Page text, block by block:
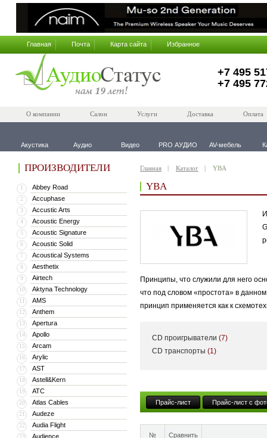
Главная Почта Карта сайта Избранное
+7 495
+7 495
О компании Салон Услуги Доставка Оплата
Акустика Аудио Видео PRO АУДИО AV-мебель
ПРОИЗВОДИТЕЛИ
1 Abbey Road
2 Accuphase
3 Accustic Arts
4 Acoustic Energy
5 Acoustic Signature
6 Acoustic Solid
7 Acoustical Systems
8 Aesthetix
9 Airtech
10 Aktyna Technology
11 AMS
12 Anthem
13 Apertura
14 Apollo
15 Arcam
16 Arylic
17 AST
18 Astell&Kern
19 ATC
20 Atlas Cables
21 Audeze
22 Audia Flight
23 Audience
Главная Каталог YBA
YBA
Принципы, что служили для него
что под словом «простота» в
принцип применяется как к
«Честно говоря, я не знаю, что
основатель компании YBA Audio.
системы — воспроизводить музыку
CD проигрыватели (7)
CD транспорты (1)
Прайс-лист Прайс-лист с
№ Сравнить